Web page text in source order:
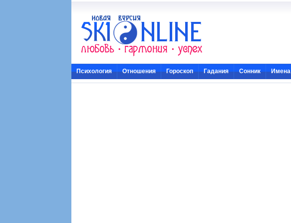
Психология Отношения Гороскоп Гадания Сонник Имена